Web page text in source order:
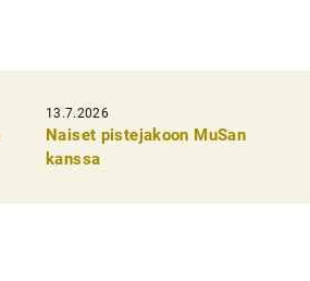
13.7.2026
Naiset pistejakoon MuSan
kanssa